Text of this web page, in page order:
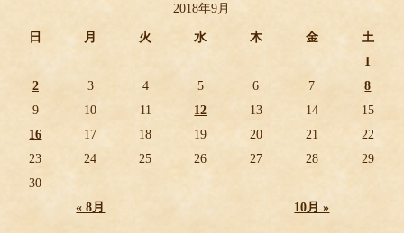
2018年9月
日 月 火 水 木 金 土
« 8月 10月 »
1
2
3 4 5 6 7
8
9
10 11 12 13 14
15
16
17 18 19 20 21
22
23
24 25 26 27 28
29
30